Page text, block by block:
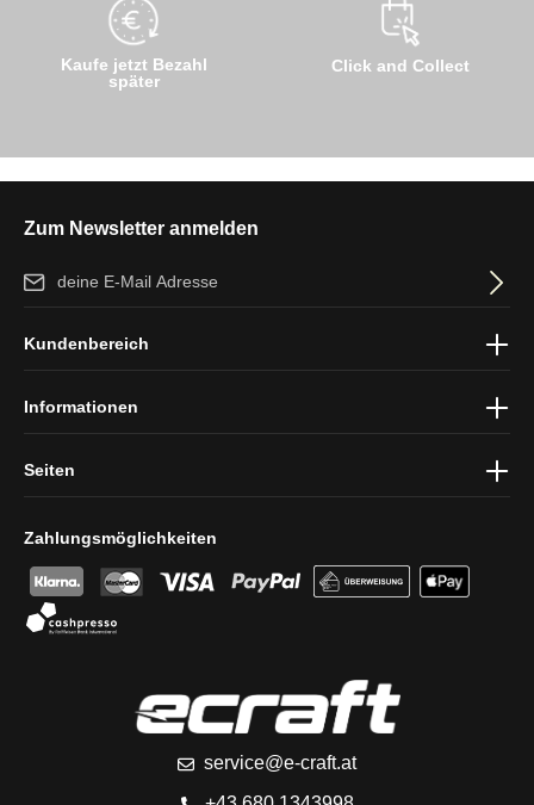
Kaufe jetzt Bezahl
später
Click and Collect
Zum Newsletter anmelden
E-Mail-Adresse*
und dieAGBgelesen und bin mit ihnen einverstanden.
Zahlungsmöglichkeiten
service@e-craft.at
Kundenbereich
Informationen
Seiten